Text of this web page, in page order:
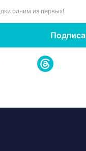
одним из первых!